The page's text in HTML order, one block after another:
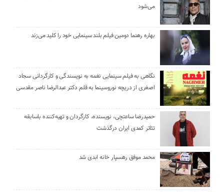
می‌شود
بهاره رهنما دومین فیلم بلند سینمایی خود را کلید می‌زند
نگاهی به فیلم سینمایی نغمه به نویسندگی و کارگردانی سجاد
اصغری از دریچه نوروسینما به قلم دکتر عبدالرضا ناصر مقدسی
حمیدرضا ساعتچی، نویسنده، کارگردان و تهیه‌کننده باسابقه
تئاتر کمدی ایران درگذشت
محمد موفق رهسپار خانه ابدی شد